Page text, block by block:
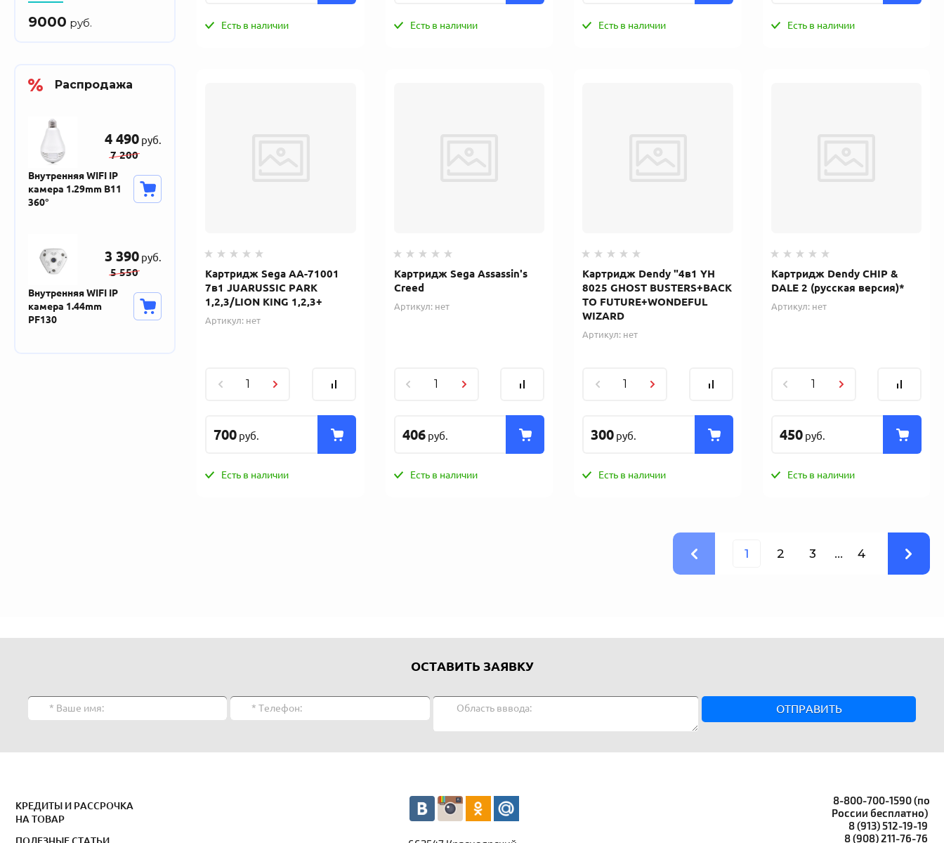
9000 руб.
Распродажа
4 490 руб.
7 200
Внутренняя WIFI IP
камера 1.29mm B11
360°
3 390 руб.
5 550
Внутренняя WIFI IP
камера 1.44mm
PF130
Есть в наличии Есть в наличии Есть в наличии Есть в наличии
Картридж Sega AA-71001
7в1 JUARUSSIC PARK
1,2,3/LION KING 1,2,3+
Артикул: нет
700 руб.
Есть в наличии
Картридж Sega Assassin's
Creed
Артикул:нет
406руб.
Есть в наличии
Картридж Dendy "4в1 YH
8025 GHOST BUSTERS+BACK
TO FUTURE+WONDEFUL
WIZARD
Артикул: нет
300 руб.
Есть в наличии
Картридж Dendy CHIP &
DALE 2 (русская версия)*
Артикул:нет
450руб.
Есть в наличии
1 2 3 ... 4
ОСТАВИТЬ ЗАЯВКУ
ОТПРАВИТЬ
КРЕДИТЫ И РАССРОЧКА
НА ТОВАР
8-800-700-1590 (по
России бесплатно)
8 (913) 512-19-19
8 (908) 211-76-76